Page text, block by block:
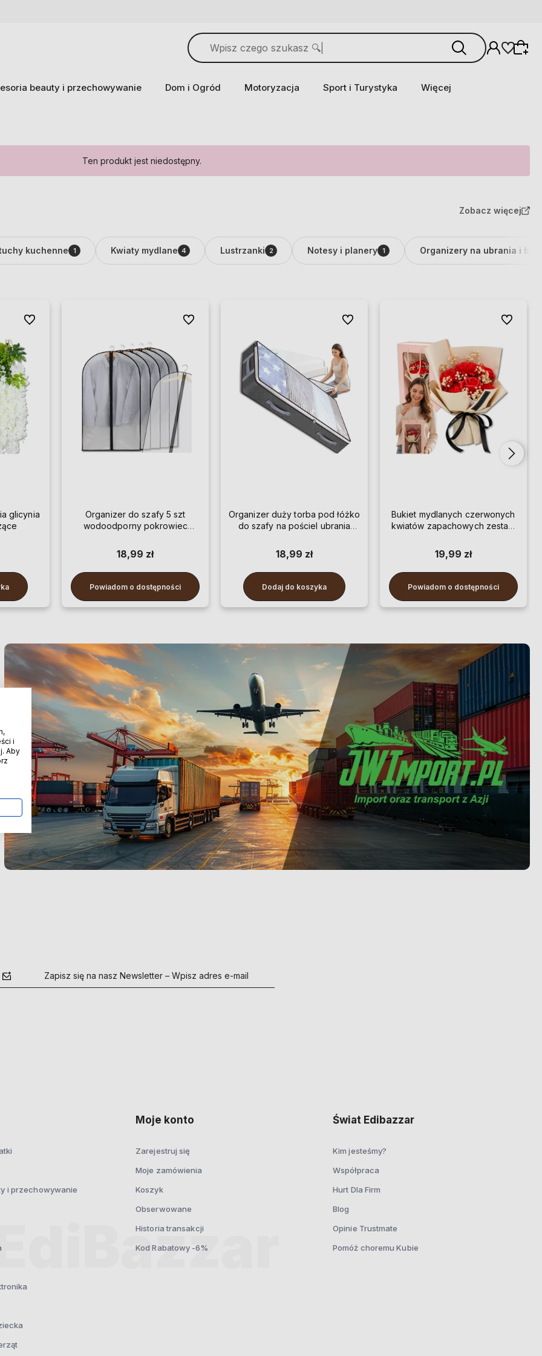
beauty i przechowywanie Dom i Ogród Motoryzacja Sport i Turystyka Więcej
Ten produkt jest niedostępny.
Zobacz więcej
kuchenne 1 Kwiaty mydlane 4 Lustrzanki 2 Notesy i planery 1 Organizery na ubrania i
glicynia
Do ulubionych
Organizer do szafy 5 szt
wodoodporny pokrowiec
100 cm
18,99 zł
Powiadom o dostępności
Do ulubionych
Organizer duży torba pod łóżko
do szafy na pościel ubrania
18,99 zł
Dodaj do koszyka
Do ulubionych
Bukiet mydlanych czerwonych
kwiatów zapachowych zestaw
19,99 zł
Powiadom o dostępności
Do
Zapisz się na nasz Newsletter – Wpisz adres e-mail
i przechowywanie
Moje konto
Zarejestruj się
Moje zamówienia
Koszyk
Obserwowane
Historia transakcji
Kod Rabatowy -6%
Świat Edibazzar
Kim jesteśmy?
Współpraca
Hurt Dla Firm
Blog
Opinie Trustmate
Pomóż choremu Kubie
i
Aby